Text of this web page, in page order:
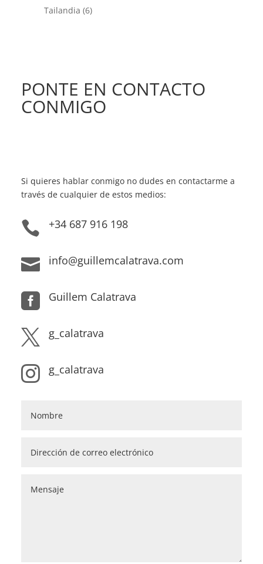
Tailandia (6)
PONTE EN CONTACTO
CONMIGO
Si quieres hablar conmigo no dudes en contactarme a
través de cualquier de estos medios:
 +34 687 916 198
 info@guillemcalatrava.com
 Guillem Calatrava
 g_calatrava
 g_calatrava